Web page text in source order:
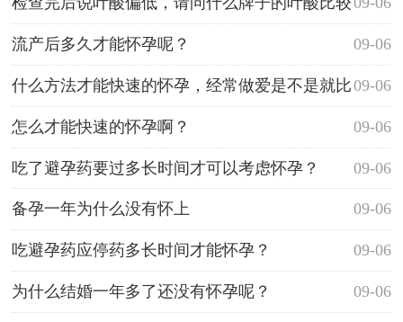
好啊？ 09-06
流产后多久才能怀孕呢？
09-06
什么方法才能快速的怀孕，经常做爱是不是就比
较容易怀孕呢？ 09-06
怎么才能快速的怀孕啊？
09-06
吃了避孕药要过多长时间才可以考虑怀孕？
09-06
备孕一年为什么没有怀上
09-06
吃避孕药应停药多长时间才能怀孕？
09-06
为什么结婚一年多了还没有怀孕呢？